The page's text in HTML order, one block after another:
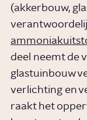
(akkerbouw,
deel neemt de
glastuinbouw
verlichting en
raakt het